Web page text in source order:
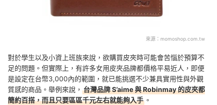
來源： momoshop.com.tw
對於學生以及小資上班族來說，欲購買皮夾時可能會苦惱於預算不
足的問題。但實際上，有許多女用皮夾品牌都價格平易近人，即便
是設定在台幣3,000內的範圍，就已能挑選不少兼具實用性與外觀
質感的商品。舉例來說， 台灣品牌 S’aime 與 Robinmay 的皮夾都
簡約百搭，而且只要區區千元左右就能夠入手 。